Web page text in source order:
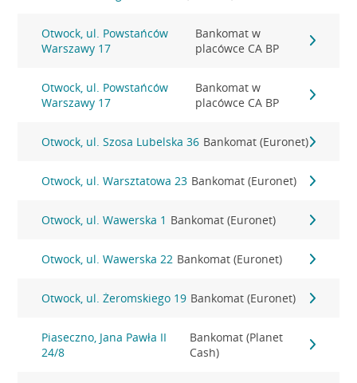
Otwock, ul. Powstańców
Warszawy 17
Bankomat w
placówce CA BP
Otwock, ul. Powstańców
Warszawy 17
Bankomat w
placówce CA BP
Otwock, ul. Szosa Lubelska 36 Bankomat (Euronet)
Otwock, ul. Warsztatowa 23 Bankomat (Euronet)
Otwock, ul. Wawerska 1 Bankomat (Euronet)
Otwock, ul. Wawerska 22 Bankomat (Euronet)
Otwock, ul. Żeromskiego 19 Bankomat (Euronet)
Piaseczno, Jana Pawła II
24/8
Bankomat (Planet
Cash)